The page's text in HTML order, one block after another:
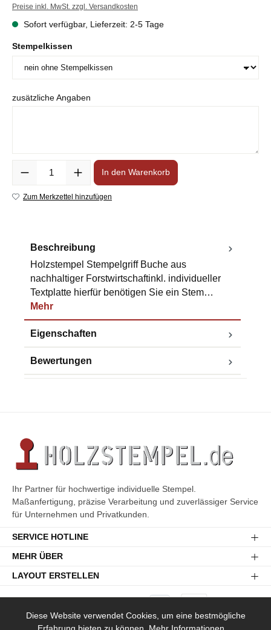
Preise inkl. MwSt. zzgl. Versandkosten
Sofort verfügbar, Lieferzeit: 2-5 Tage
Stempelkissen
zusätzliche Angaben
In den Warenkorb
Zum Merkzettel hinzufügen
Beschreibung
Holzstempel Stempelgriff Buche aus
nachhaltiger Forstwirtschaftinkl. individueller
Textplatte hierfür benötigen Sie ein Stem…
Mehr
Eigenschaften
Bewertungen
Ihr Partner für hochwertige individuelle Stempel.
Maßanfertigung, präzise Verarbeitung und zuverlässiger Service
für Unternehmen und Privatkunden.
SERVICE HOTLINE
MEHR ÜBER
LAYOUT ERSTELLEN
Diese Website verwendet Cookies, um eine bestmögliche